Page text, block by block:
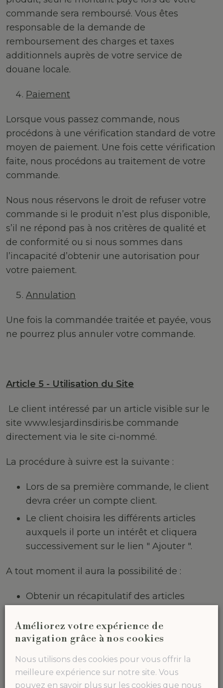
commande sera remboursé. Vous êtes
responsable de la demande de
remboursement des charges et taxes
additionnels auprès de votre service de
douane locale.
Paiement
Lorsque vous passez commande, nous
procédons à une vérification standard de votre
moyen de paiement. Une fois cette vérification
faite, nous procédons au traitement de votre
commande.
Nous nous réservons le droit de refuser votre
commande si le produit n’est plus disponible,
s’il ne répond pas à nos critères de qualité et
de conformité ou si nous sommes dans
l’incapacité d’obtenir une autorisation pour
votre paiement.
Annulation
Une fois la commandée traitée et payée, vous
ne pourrez plus annuler votre commande.
Article 5 - Utilisation du Site
Le client intéressé par un article visible sur le
site www.lesjardinsdiris.be commande
directement via le site ci-nommé.
La procédure à suivre est la suivante :
Lors de sa première commande, le client
devra créer un compte client.
Le client choisira les différents articles
auxquels il porte un intérêt et cliquera
successivement sur le lien " Ajouter ".
A tout moment il aura la possibilité de :
Obtenir un récapitulatif des articles
panier" ;
Poursuivre ses achats en cliquant sur le
lien "Continuer les achats" ;
Terminer sa sélection et effectuer la
Améliorez votre expérience de
navigation grâce à nos cookies
Nous utilisons des cookies pour vous offrir la
meilleure expérience sur notre site. Vous
pouvez en savoir plus sur les cookies que nous